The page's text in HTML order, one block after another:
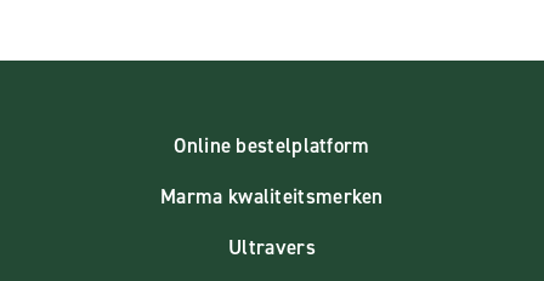
Online bestelplatform
Marma kwaliteitsmerken
Ultravers